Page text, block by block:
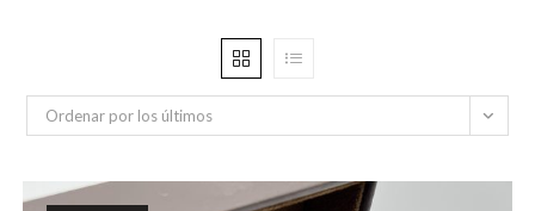
Ordenar por los últimos